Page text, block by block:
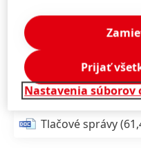
Sylvie Nicol sa
troch synov a so
Düsseldorfe.
Tlačové správy
Nastavenia súborov
Prijať